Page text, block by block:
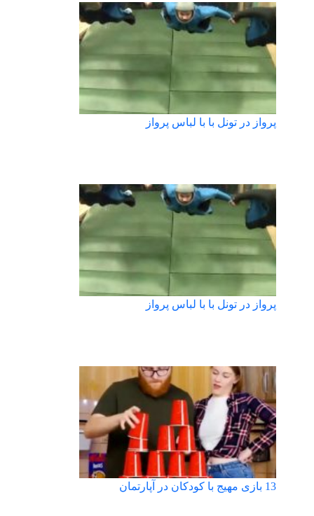
پرواز در تونل با با لباس پرواز
پرواز در تونل با با لباس پرواز
13 بازی مهیج با کودکان در آپارتمان